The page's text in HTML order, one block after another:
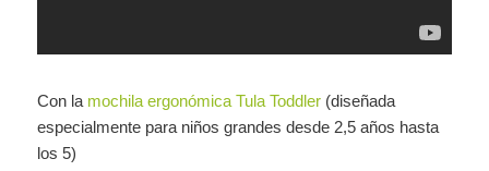
Con la mochila ergonómica Tula Toddler (diseñada
especialmente para niños grandes desde 2,5 años hasta
los 5)